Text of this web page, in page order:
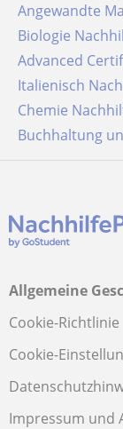
Angewandte
Biologie
Advanced
Italienisch
Chemie
Buchhaltung
Allgemeine
Cookie-Richtlinie
Cookie-
Impressum und